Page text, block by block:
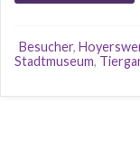
Besucher,
Stadtmuseum,